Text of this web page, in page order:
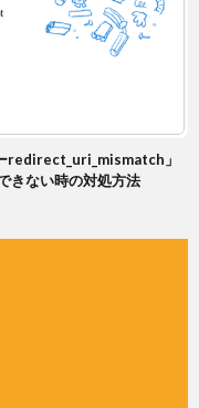
redirect_uri_mismatch」
きない時の対処方法